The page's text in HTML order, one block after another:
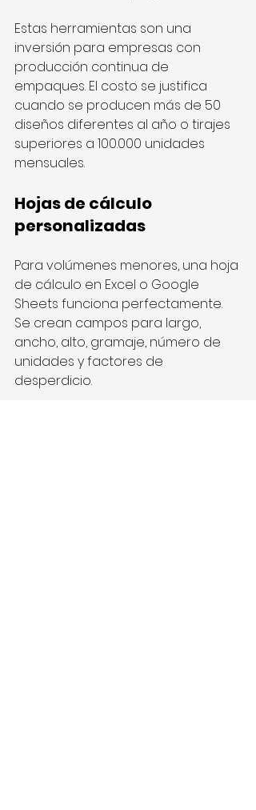
Estas herramientas son una
inversión para empresas con
producción continua de
empaques. El costo se justifica
cuando se producen más de 50
diseños diferentes al año o tirajes
superiores a 100.000 unidades
mensuales.
Hojas de cálculo
personalizadas
Para volúmenes menores, una hoja
de cálculo en Excel o Google
Sheets funciona perfectamente.
Se crean campos para largo,
ancho, alto, gramaje, número de
unidades y factores de
desperdicio.